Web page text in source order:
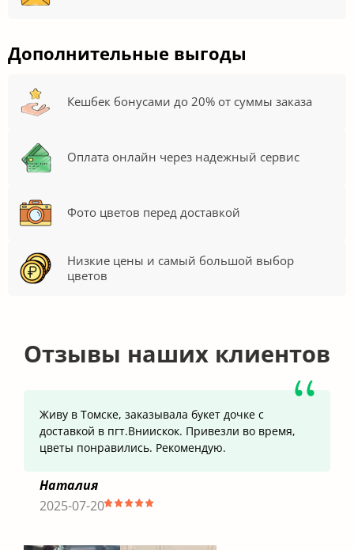
Дополнительные выгоды
Кешбек бонусами до 20% от суммы заказа
Оплата онлайн через надежный сервис
Фото цветов перед доставкой
Низкие цены и самый большой выбор
цветов
Отзывы наших клиентов
Живу в Томске, заказывала букет дочке с
доставкой в пгт.Вниискок. Привезли во время,
цветы понравились. Рекомендую.
Наталия
2025-07-20